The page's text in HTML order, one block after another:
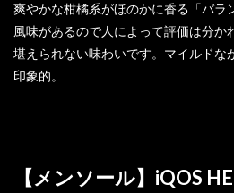
爽やかな柑橘系がほのかに香る「バラ
風味があるので人によって評価は分か
堪えられない味わいです。マイルドな
印象的。
【メンソール】iQOS